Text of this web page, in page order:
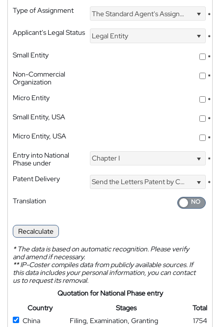
Type of Assignment The Standard Agent's Assignment
*
Applicant's Legal Status
Legal Entity
*
Small Entity
*
Non-Commercial
Organization
*
Micro Entity
*
Small Entity, USA
*
Micro Entity, USA
*
Entry into National
Phase under
Chapter I *
Patent Delivery Send the Letters Patent by Courier
*
Translation
Recalculate
*The data is based on automatic recognition. Please verify
and amend if necessary.
**IP-Coster compiles data from publicly available sources. If
this data includes your personal information, you can contact
us to request its removal.
Quotation for National Phase entry
Country
Stages
Total
China
Filing, Examination, Granting 1754